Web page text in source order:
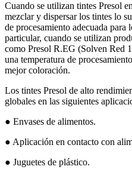
Cuando se utilizan tintes Presol
mezclar y dispersar los tintes lo
de procesamiento adecuada
particular, cuando se utilizan
como Presol R.EG (Solven Red
una temperatura de
mejor coloración.
Los tintes Presol de alto
globales en las siguientes
● Envases de alimentos.
● Aplicación en contacto con
● Juguetes de plástico.